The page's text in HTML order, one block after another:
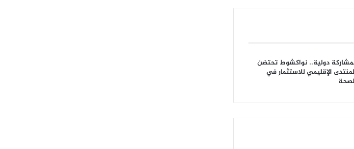
دولية.. نواكشوط تحتضن
الإقليمي للاستثمار في